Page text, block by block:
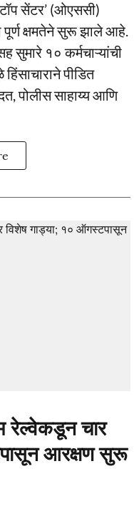
सेंटर’ (ओएससी)
पूर्ण क्षमतेने सुरू झाले आहे.
१० कर्मचाऱ्यांची
पीडित
पोलीस साहाय्य आणि
रेल्वेकडून चार
आरक्षण सुरू